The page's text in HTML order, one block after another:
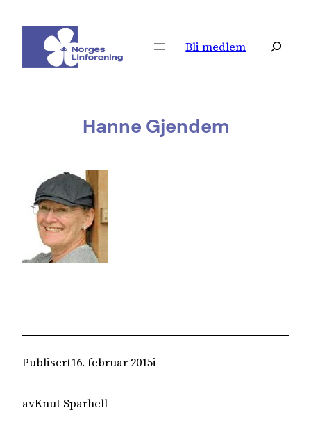
innhold
Bli medlem Søk
Hanne Gjendem
Publisert16. februar 2015i
avKnut Sparhell